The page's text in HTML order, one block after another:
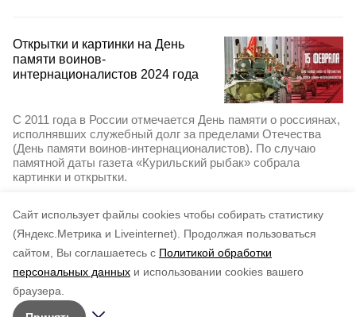
Cайт использует файлы cookies чтобы собирать статистику
(Яндекс.Метрика и Liveinternet).
Продолжая пользоваться
сайтом, Вы соглашаетесь с Политикой обработки
персональных данных и использовании cookies вашего
браузера.
Открытки и картинки на День
памяти воинов-
интернационалистов 2024 года
С 2011 года в России отмечается День памяти о россиянах,
исполнявших служебный долг за пределами Отечества
(День памяти воинов-интернационалистов). По случаю
памятной даты газета «Курильский рыбак» собрала
картинки и открытки.